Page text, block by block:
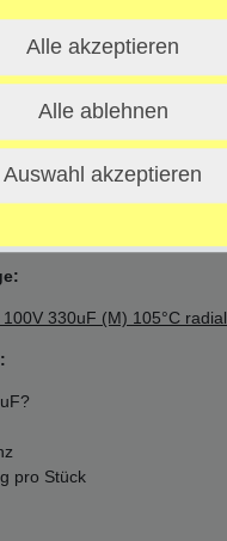
330uF (M) 105°C radial
pro Stück
Alle akzeptieren
Alle ablehnen
Auswahl akzeptieren